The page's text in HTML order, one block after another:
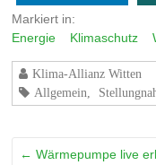
Markiert in:
Energie
Klimaschutz
Klima-Allianz Witten
Allgemein
← Wärmepumpe live